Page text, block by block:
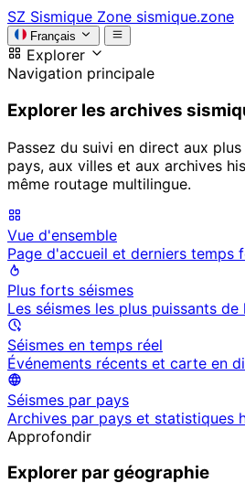
SZ Sismique Zone sismique.zone
Français
Explorer
Navigation principale
Explorer les archives
Passez du suivi en direct aux
pays, aux villes et aux archives
même routage multilingue.
Vue d'ensemble
Page d'accueil et derniers temps
Plus forts séismes
Les séismes les plus puissants de
Séismes en temps réel
Événements récents et carte en
Séismes par pays
Archives par pays et statistiques
Approfondir
Explorer par géographie